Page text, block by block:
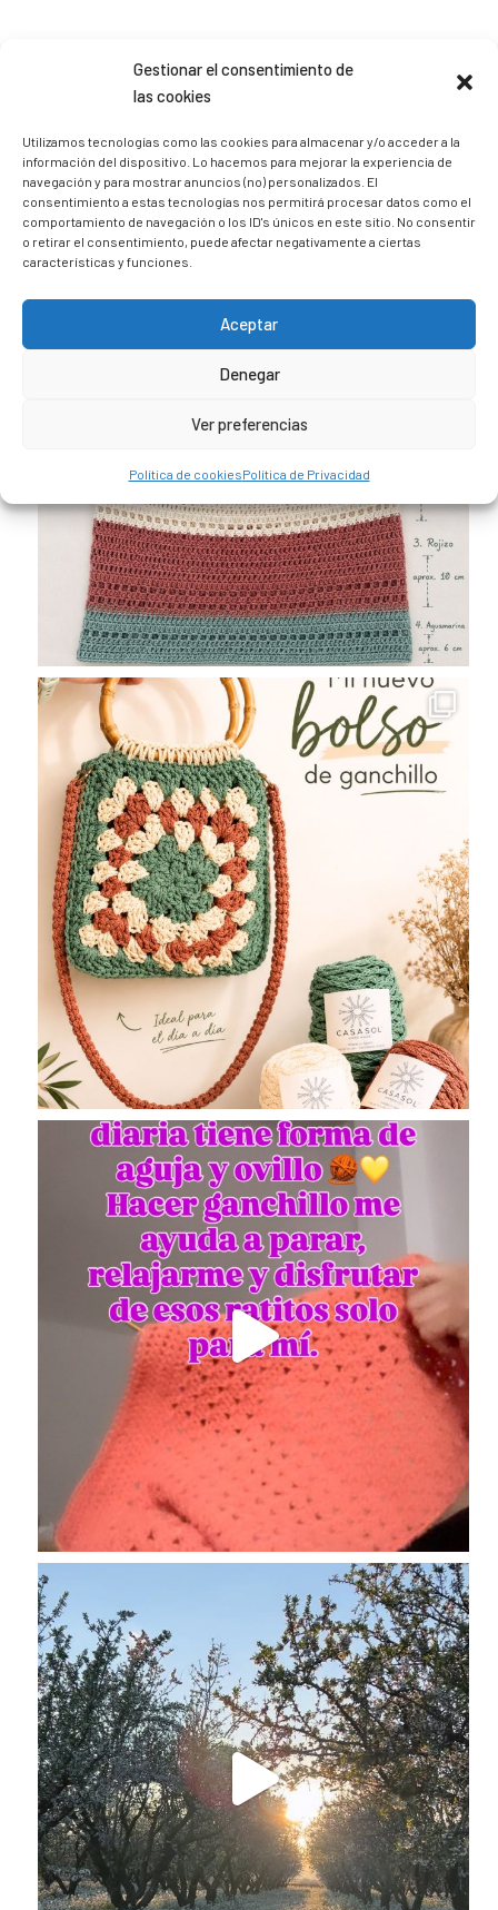
Gestionar el consentimiento de
las cookies
Utilizamos tecnologías como las cookies para almacenar y/o acceder a la
información del dispositivo. Lo hacemos para mejorar la experiencia de
navegación y para mostrar anuncios (no) personalizados. El
consentimiento a estas tecnologías nos permitirá procesar datos como el
comportamiento de navegación o los ID's únicos en este sitio. No consentir
o retirar el consentimiento, puede afectar negativamente a ciertas
características y funciones.
Aceptar
Denegar
Ver preferencias
Política de cookiesPolítica de Privacidad
Sígueme en Instagram
trizia_comopedroporsucasa
Freelance | Web | RRSS
Mi tienda de productos ECO
@lacatalina.shop
Alquila tu Autocaravana en
@caravana_go
Mi blog de viajes